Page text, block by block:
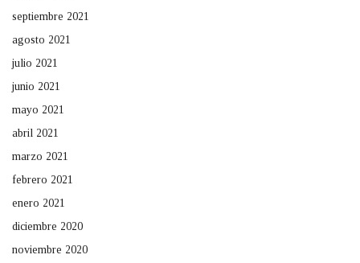
septiembre 2021
agosto 2021
julio 2021
junio 2021
mayo 2021
abril 2021
marzo 2021
febrero 2021
enero 2021
diciembre 2020
noviembre 2020